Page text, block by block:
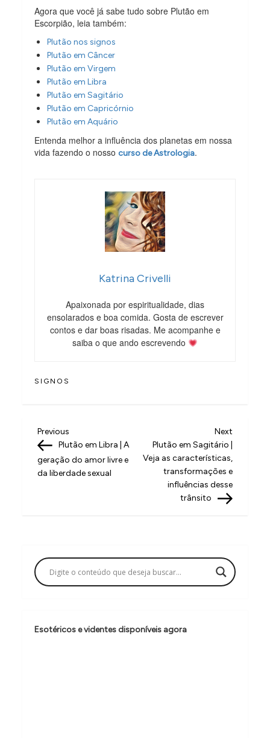
Agora que você já sabe tudo sobre Plutão em
Escorpião, leia também:
Plutão nos signos
Plutão em Câncer
Plutão em Virgem
Plutão em Libra
Plutão em Sagitário
Plutão em Capricórnio
Plutão em Aquário
Entenda melhor a influência dos planetas em nossa
vida fazendo o nossocurso de Astrologia.
Katrina Crivelli
Apaixonada por espiritualidade, dias
ensolarados e boa comida. Gosta de escrever
contos e dar boas risadas. Me acompanhe e
saiba o que ando escrevendo
SIGNOS
N
a
v
ç
ã
o
e
Previous
Post
Previous
Plutão em Libra | A
geração do amor livre e
da liberdade sexual
Next
Post
Next
Plutão em Sagitário |
Veja as características,
transformações e
influências desse
trânsito
Esotéricos e videntes disponíveis agora